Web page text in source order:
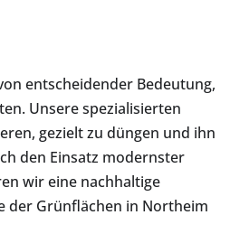
entscheidender Bedeutung,
Unsere spezialisierten
gezielt zu düngen und ihn
den Einsatz modernster
wir eine nachhaltige
der Grünflächen in Northeim